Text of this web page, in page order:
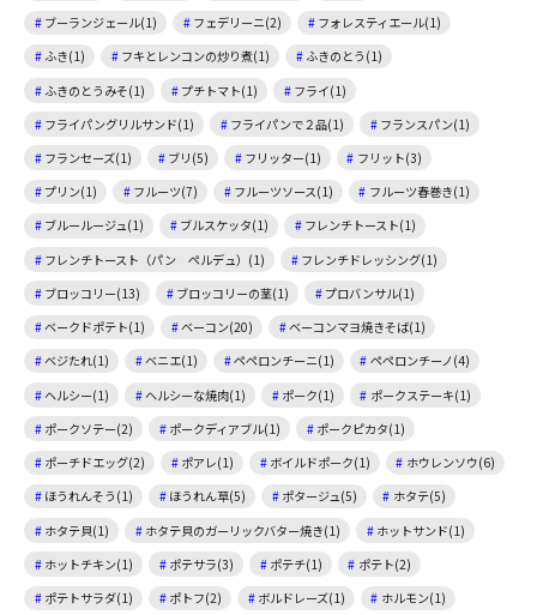
ブーランジェール(1)
フェデリーニ(2)
フォレスティエール(1)
ふき(1)
フキとレンコンの炒り煮(1)
ふきのとう(1)
ふきのとうみそ(1)
プチトマト(1)
フライ(1)
フライパングリルサンド(1)
フライパンで２品(1)
フランスパン(1)
フランセーズ(1)
ブリ(5) フリッター(1)
フリット(3)
プリン(1)
フルーツ(7) フルーツソース(1)
フルーツ春巻き(1)
ブルールージュ(1)
ブルスケッタ(1)
フレンチトースト(1)
フレンチトースト（パン ペルデュ）(1)
フレンチドレッシング(1)
ブロッコリー(13)
ブロッコリーの茎(1)
プロバンサル(1)
ベークドポテト(1)
ベーコン(20)
ベーコンマヨ焼きそば(1)
ベジたれ(1)
ベニエ(1) ペペロンチーニ(1)
ペペロンチーノ(4)
ヘルシー(1)
ヘルシーな焼肉(1) ポーク(1)
ポークステーキ(1)
ポークソテー(2)
ポークディアブル(1)
ポークピカタ(1)
ポーチドエッグ(2)
ポアレ(1) ボイルドポーク(1)
ホウレンソウ(6)
ほうれんそう(1)
ほうれん草(5) ポタージュ(5)
ホタテ(5)
ホタテ貝(1)
ホタテ貝のガーリックバター焼き(1)
ホットサンド(1)
ホットチキン(1)
ポテサラ(3) ポテチ(1)
ポテト(2)
ポテトサラダ(1)
ポトフ(2) ボルドレーズ(1)
ホルモン(1)